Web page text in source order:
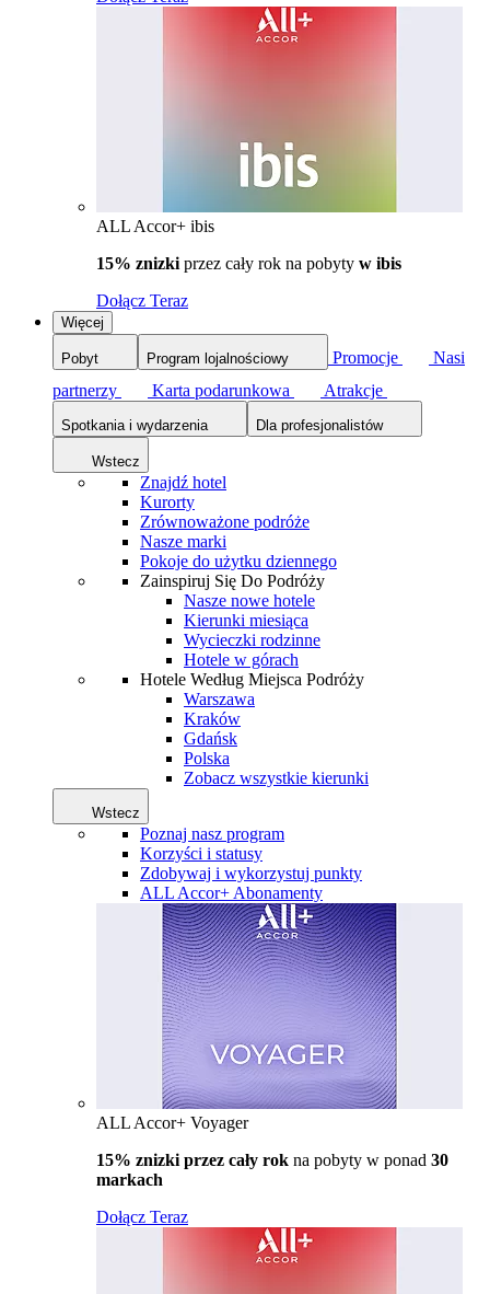
ALL Accor+ ibis
15% znizki przez cały rok na pobyty w ibis
Dołącz Teraz
Więcej
Pobyt Program lojalnościowy Promocje
Nasi
partnerzy
Karta podarunkowa Atrakcje
Spotkania i wydarzenia Dla profesjonalistów
Wstecz
Znajdź hotel
Kurorty
Zrównoważone podróże
Nasze marki
Pokoje do użytku dziennego
Zainspiruj Się Do Podróży
Nasze nowe hotele
Kierunki miesiąca
Wycieczki rodzinne
Hotele w górach
Hotele Według Miejsca Podróży
Warszawa
Kraków
Gdańsk
Polska
Zobacz wszystkie kierunki
Wstecz
Poznaj nasz program
Korzyści i statusy
Zdobywaj i wykorzystuj punkty
ALL Accor+ Abonamenty
ALL Accor+ Voyager
15% znizki przez cały rok na pobyty w ponad 30
markach
Dołącz Teraz